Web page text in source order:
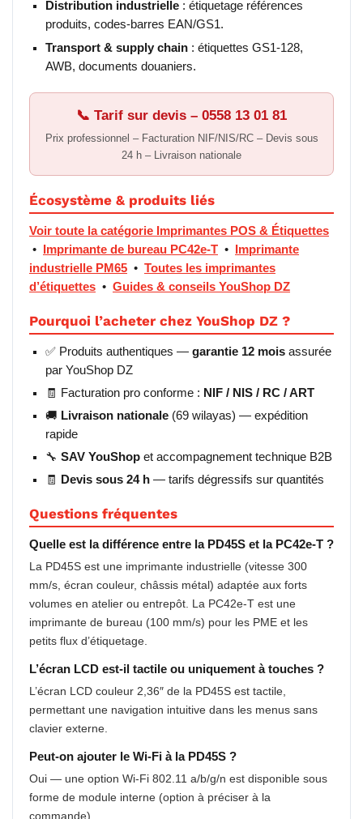
Distribution industrielle : étiquetage références
produits, codes-barres EAN/GS1.
Transport & supply chain : étiquettes GS1-128,
AWB, documents douaniers.
📞 Tarif sur devis – 0558 13 01 81
Prix professionnel – Facturation NIF/NIS/RC – Devis sous
24 h – Livraison nationale
Écosystème & produits liés
Voir toute la catégorie Imprimantes POS & Étiquettes
•
Imprimante de bureau PC42e-T •
Imprimante
industrielle PM65 • Toutes les imprimantes
d’étiquettes • Guides & conseils YouShop DZ
Pourquoi l’acheter chez YouShop DZ ?
✅ Produits authentiques — garantie 12 mois assurée
par YouShop DZ
🧾 Facturation pro conforme : NIF / NIS / RC / ART
🚚 Livraison nationale (69 wilayas) — expédition
rapide
🔧 SAV YouShop et accompagnement technique B2B
🧾
Devis sous 24 h — tarifs dégressifs sur quantités
Questions fréquentes
Quelle est la différence entre la PD45S et la PC42e-T ?
La PD45S est une imprimante industrielle (vitesse 300
mm/s, écran couleur, châssis métal) adaptée aux forts
volumes en atelier ou entrepôt. La PC42e-T est une
imprimante de bureau (100 mm/s) pour les PME et les
petits flux d’étiquetage.
L’écran LCD est-il tactile ou uniquement à touches ?
L’écran LCD couleur 2,36″ de la PD45S est tactile,
permettant une navigation intuitive dans les menus sans
clavier externe.
Peut-on ajouter le Wi-Fi à la PD45S ?
Oui — une option Wi-Fi 802.11 a/b/g/n est disponible sous
forme de module interne (option à préciser à la
commande).